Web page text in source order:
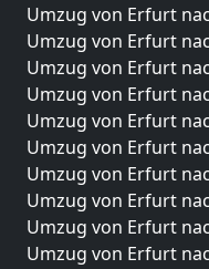
Umzug von Erfurt
Umzug von Erfurt
Umzug von Erfurt
Umzug von Erfurt
Umzug von Erfurt
Umzug von Erfurt
Umzug von Erfurt
Umzug von Erfurt
Umzug von Erfurt
Umzug von Erfurt